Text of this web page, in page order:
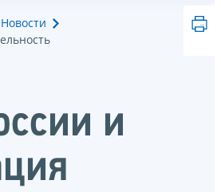
Новости
и